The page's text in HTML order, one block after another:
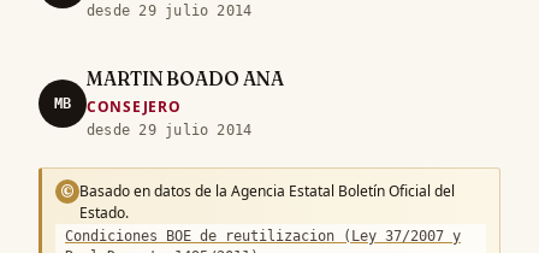
desde 29 julio 2014
MB
MARTIN BOADO ANA
CONSEJERO
desde 29 julio 2014
© Basado en datos de la Agencia Estatal Boletín Oficial del
Estado.
Condiciones BOE de reutilizacion (Ley 37/2007 y